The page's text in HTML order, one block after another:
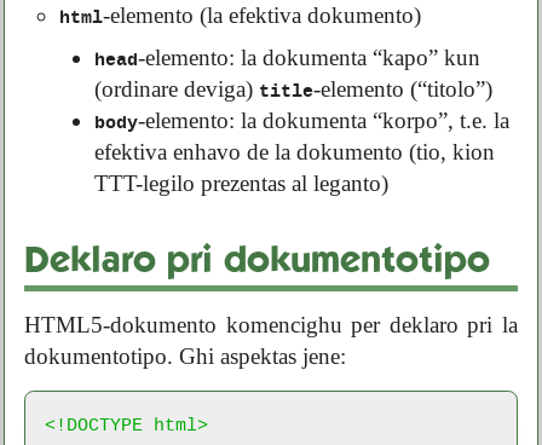
html-elemento (la efektiva dokumento)
head-elemento: la dokumenta “kapo” kun
(ordinare deviga) title-elemento (“titolo”)
body-elemento: la dokumenta “korpo”, t.e. la
efektiva enhavo de la dokumento (tio, kion
TTT-legilo prezentas al leganto)
Deklaro pri dokumentotipo
HTML5-dokumento komencighu per deklaro pri la
dokumentotipo. Ghi aspektas jene:
<!DOCTYPE html>